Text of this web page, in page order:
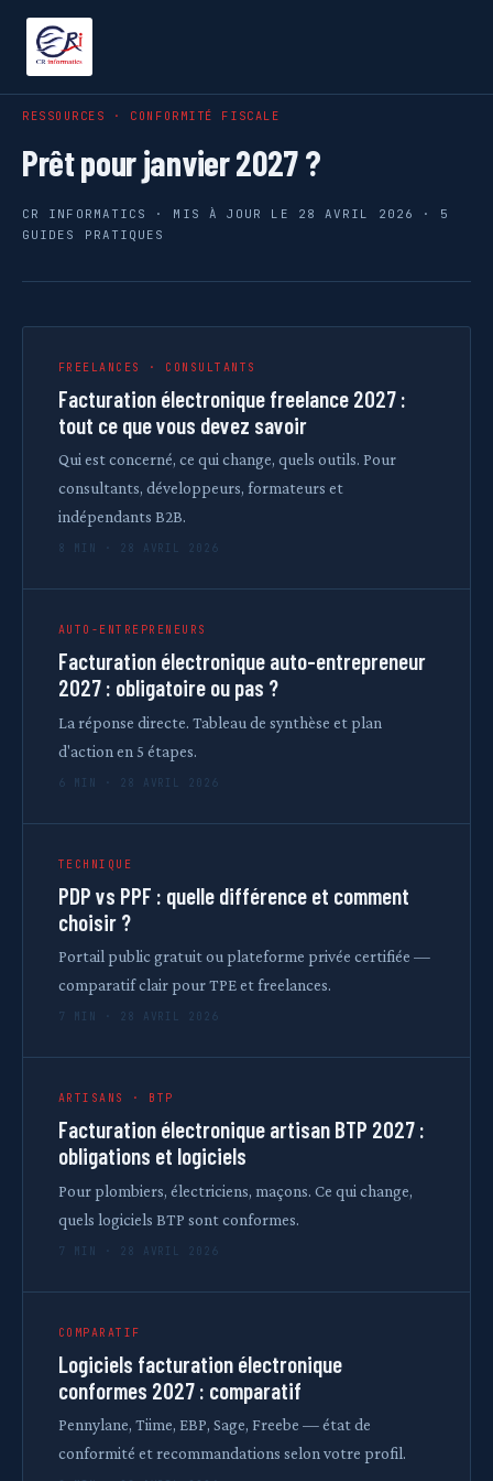
RESSOURCES · CONFORMITÉ FISCALE
Prêt pour janvier 2027 ?
CR INFORMATICS · MIS À JOUR LE 28 AVRIL 2026 · 5
GUIDES PRATIQUES
FREELANCES · CONSULTANTS
Facturation électronique freelance 2027 :
tout ce que vous devez savoir
Qui est concerné, ce qui change, quels outils. Pour
consultants, développeurs, formateurs et
indépendants B2B.
8 MIN · 28 AVRIL 2026
AUTO-ENTREPRENEURS
Facturation électronique auto-entrepreneur
2027 : obligatoire ou pas ?
La réponse directe. Tableau de synthèse et plan
d'action en 5 étapes.
6 MIN · 28 AVRIL 2026
TECHNIQUE
PDP vs PPF : quelle différence et comment
choisir ?
Portail public gratuit ou plateforme privée certifiée —
comparatif clair pour TPE et freelances.
7 MIN · 28 AVRIL 2026
ARTISANS · BTP
Facturation électronique artisan BTP 2027 :
obligations et logiciels
Pour plombiers, électriciens, maçons. Ce qui change,
quels logiciels BTP sont conformes.
7 MIN · 28 AVRIL 2026
COMPARATIF
Logiciels facturation électronique
conformes 2027 : comparatif
Pennylane, Tiime, EBP, Sage, Freebe — état de
conformité et recommandations selon votre profil.